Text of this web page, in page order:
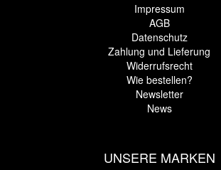
Impressum
AGB
Datenschutz
Zahlung und Lieferung
Widerrufsrecht
Wie bestellen?
Newsletter
News
UNSERE MARKEN